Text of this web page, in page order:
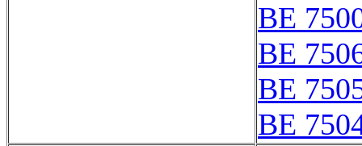
BE
BE
BE
BE